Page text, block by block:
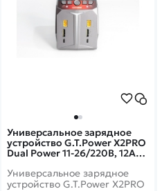
Универсальное зарядное
устройство G.T.Power X2PRO
Dual Power 11-26/220В, 12Aх2
Универсальное зарядное
устройство G.T.Power X2PRO